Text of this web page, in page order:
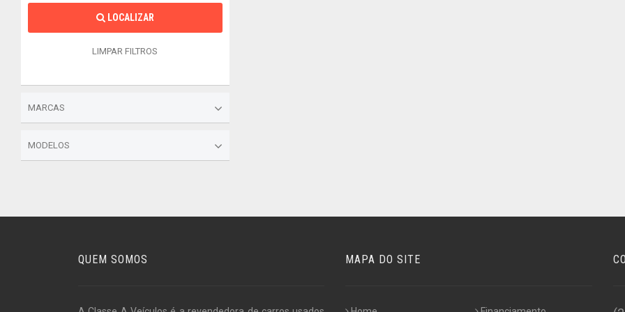
LOCALIZAR
LIMPAR FILTROS
MARCAS
MODELOS
QUEM SOMOS MAPA DO SITE